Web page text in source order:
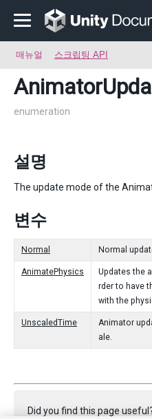
매뉴얼 스크립팅 API
enumeration
설명
The update mode of the
변수
Normal Normal
AnimatePhysics
Updates the
rder to have
with the
UnscaledTime
Animator
ale.
Did you find this page